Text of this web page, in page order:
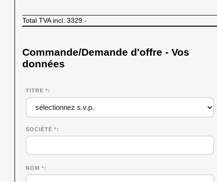
Total TVA incl. 3329.-
Commande/Demande d'offre - Vos
données
TITRE *
SOCIÉTÉ *
NOM *